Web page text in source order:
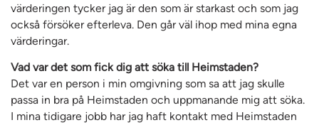
värderingen tycker jag är den som är starkast och som jag
också försöker efterleva. Den går väl ihop med mina egna
värderingar.
Vad var det som fick dig att söka till Heimstaden?
Det var en person i min omgivning som sa att jag skulle
passa in bra på Heimstaden och uppmanande mig att söka.
I mina tidigare jobb har jag haft kontakt med Heimstaden